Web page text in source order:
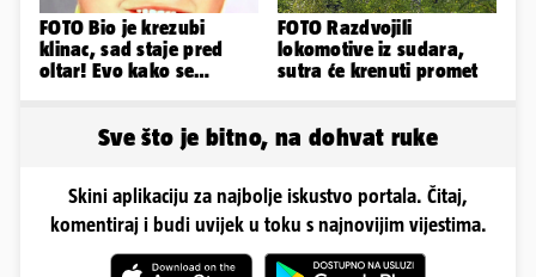
FOTO Bio je krezubi
klinac, sad staje pred
oltar! Evo kako se
FOTO Razdvojili
lokomotive iz sudara,
sutra će krenuti promet
Sve što je bitno, na dohvat ruke
Skini aplikaciju za najbolje iskustvo portala. Čitaj,
komentiraj i budi uvijek u toku s najnovijim vijestima.